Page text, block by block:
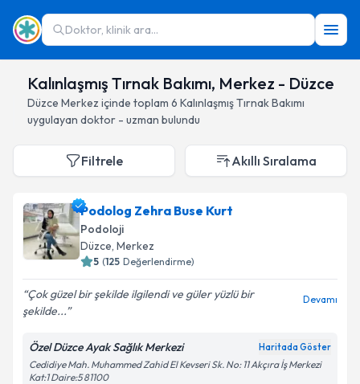
Doktor, klinik ara...
Kalınlaşmış Tırnak Bakımı, Merkez - Düzce
Düzce Merkez içinde toplam 6 Kalınlaşmış Tırnak Bakımı
uygulayan doktor - uzman bulundu
Filtrele Akıllı Sıralama
Podolog Zehra Buse Kurt
Podoloji
Düzce, Merkez
5 (125 Değerlendirme)
Çok güzel bir şekilde ilgilendi ve güler yüzlü bir
şekilde...
Devamı
Özel Düzce Ayak Sağlık Merkezi Haritada Göster
Cedidiye Mah. Muhammed Zahid El Kevseri Sk. No: 11 Akçıra İş Merkezi
Kat:1 Daire:5 81100